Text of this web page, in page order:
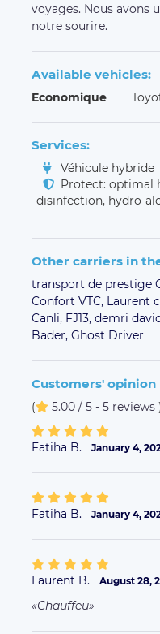
voyages. Nous avons
notre sourire.
Available vehicles:
Economique
Services:
Véhicule hybride
Protect: optimal
disinfection, hydro-
Other carriers in
transport de prestige
Confort VTC, Laurent
Canli, FJ13, demri
Bader, Ghost Driver
Customers' opinion
( 5.00 / 5 - 5 reviews
Fatiha B. January 4,
Fatiha B. January 4,
Laurent B. August 28,
Chauffeu